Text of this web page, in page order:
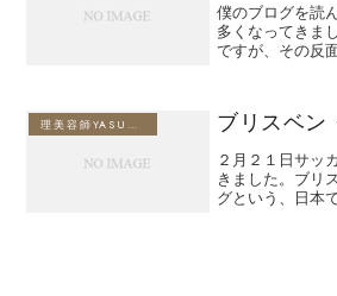
僕のブログを読
多くなってきま
ですが、その反
る商売の美容師
見るのは辛いし
理美容師YASUのブログ ブリスベン
２月２１日サッ
きました。ブリ
グという、日本